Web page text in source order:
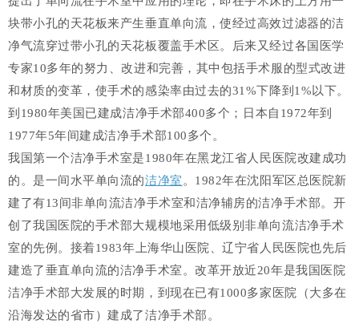
块带小孔的天花板来产生垂直单向流，使经过高效过滤器的洁
净气流穿过带小孔的天花板覆盖手术区。后来又经过各国医学
专家10多年的努力、改进和完善，其中包括手术服的型式改进
和材质的变革，使手术的感染率由过去的31%下降到1%以下。
到1980年美国已建成洁净手术部400多个；日本自1972年到
1977年5年间建成洁净手术部100多个。
我国第一个洁净手术室是1980年在黑龙江省人民医院改建成功
的。是一间水平单向流的洁净室 。1982年在沈阳军区总医院新
建了有13间非单向流洁净手术室和洁净辅房的洁净手术部。开
创了我国医院的手术部大规模地采用低级别非单向流洁净手术
室的先例。接着1983年上海华山医院、辽宁省人民医院也先后
建造了垂直单向流的洁净手术室。改革开放近20年是我国医院
洁净手术部大发展的时期，到现在已有1000多家医院（大多在
沿海发达的省市）建成了洁净手术部。